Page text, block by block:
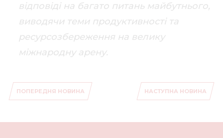
відповіді на багато питань майбутнього,
виводячи теми продуктивності та
ресурсозбереження на велику
міжнародну арену.
ПОПЕРЕДНЯ НОВИНА НАСТУПНА НОВИНА